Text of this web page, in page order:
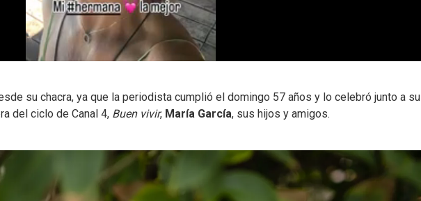
su chacra, ya que la periodista cumplió el domingo 57 años y lo celebró junto a su
del ciclo de Canal 4, Buen vivir, María García, sus hijos y amigos.